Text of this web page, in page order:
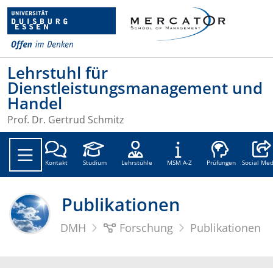
Lehrstuhl für
Dienstleistungsmanagement und
Handel
Prof. Dr. Gertrud Schmitz
Kontakt Studium Lehrstühle MSM A-Z Prüfungen Social
Publikationen
DMH Forschung Publikationen